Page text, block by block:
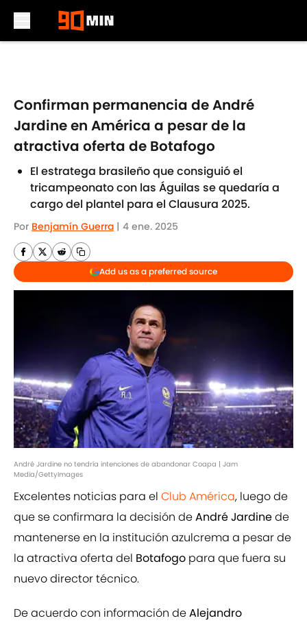
Confirman permanencia de André
Jardine en América a pesar de la
atractiva oferta de Botafogo
El estratega brasileño que consiguió el
tricampeonato con las Águilas se quedaría a
cargo del plantel para el Clausura 2025.
Por Benjamín Guerra | 4 ene. 2025
Add us as a preferred source
André Jardine no tendría intenciones de abandonar Coapa | Jam
Media/GettyImages
Excelentes noticias para el Club América, luego de
que se confirmara la decisión deAndré Jardinede
mantenerse en la institución azulcrema a pesar de
la atractiva oferta del Botafogo para que fuera su
nuevo director técnico.
De acuerdo con información deAlejandro